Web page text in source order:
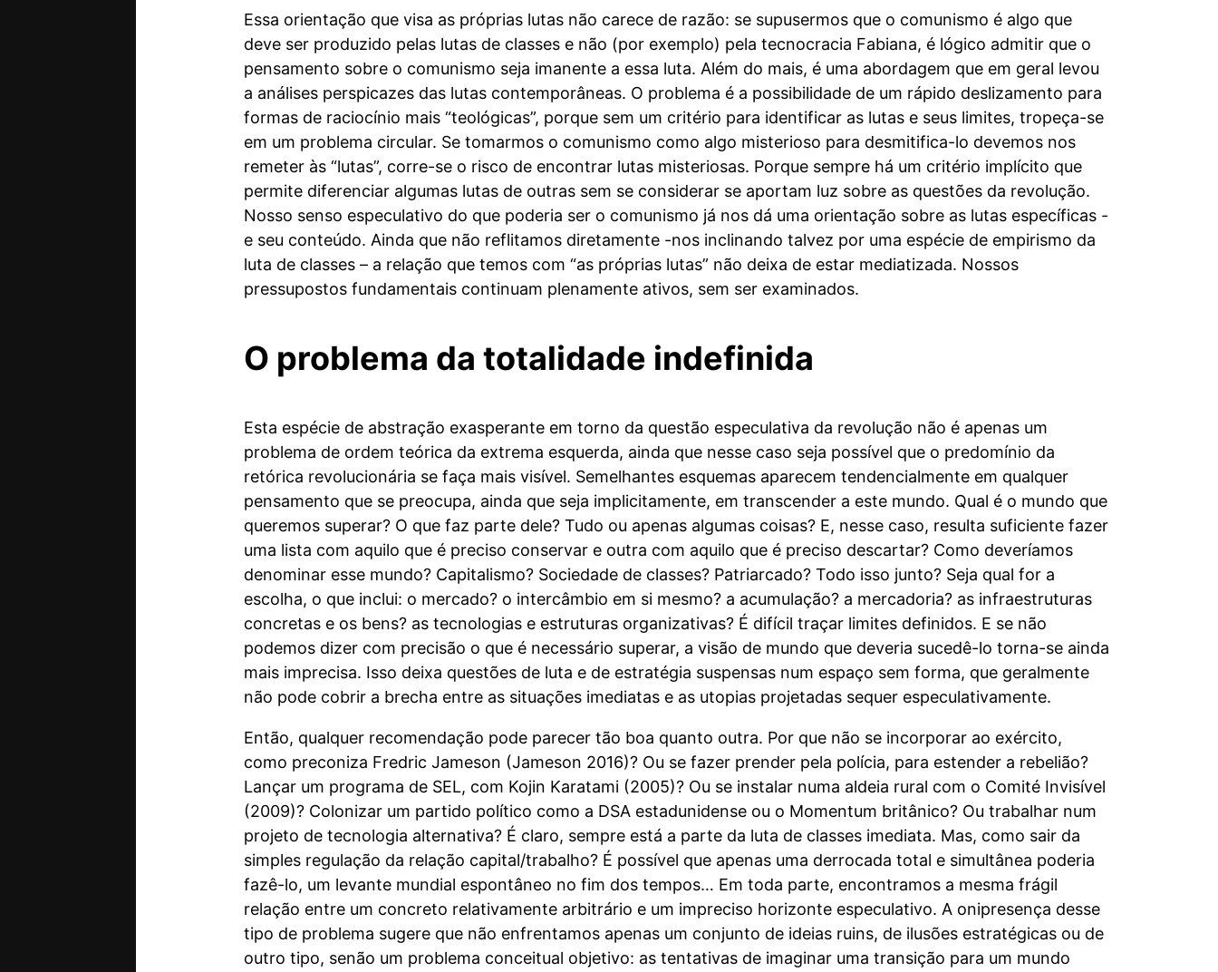
Essa orientação que visa as próprias lutas não carece de razão: se supusermos que o comunismo é algo que
deve ser produzido pelas lutas de classes e não (por exemplo) pela tecnocracia Fabiana, é lógico admitir que o
pensamento sobre o comunismo seja imanente a essa luta. Além do mais, é uma abordagem que em geral levou
a análises perspicazes das lutas contemporâneas. O problema é a possibilidade de um rápido deslizamento para
formas de raciocínio mais “teológicas”, porque sem um critério para identificar as lutas e seus limites, tropeça-se
em um problema circular. Se tomarmos o comunismo como algo misterioso para desmitifica-lo devemos nos
remeter às “lutas”, corre-se o risco de encontrar lutas misteriosas. Porque sempre há um critério implícito que
permite diferenciar algumas lutas de outras sem se considerar se aportam luz sobre as questões da revolução.
Nosso senso especulativo do que poderia ser o comunismo já nos dá uma orientação sobre as lutas específicas -
e seu conteúdo. Ainda que não reflitamos diretamente -nos inclinando talvez por uma espécie de empirismo da
luta de classes – a relação que temos com “as próprias lutas” não deixa de estar mediatizada. Nossos
pressupostos fundamentais continuam plenamente ativos, sem ser examinados.
O problema da totalidade indefinida
Esta espécie de abstração exasperante em torno da questão especulativa da revolução não é apenas um
problema de ordem teórica da extrema esquerda, ainda que nesse caso seja possível que o predomínio da
retórica revolucionária se faça mais visível. Semelhantes esquemas aparecem tendencialmente em qualquer
pensamento que se preocupa, ainda que seja implicitamente, em transcender a este mundo. Qual é o mundo que
queremos superar? O que faz parte dele? Tudo ou apenas algumas coisas? E, nesse caso, resulta suficiente fazer
uma lista com aquilo que é preciso conservar e outra com aquilo que é preciso descartar? Como deveríamos
denominar esse mundo? Capitalismo? Sociedade de classes? Patriarcado? Todo isso junto? Seja qual for a
escolha, o que inclui: o mercado? o intercâmbio em si mesmo? a acumulação? a mercadoria? as infraestruturas
concretas e os bens? as tecnologias e estruturas organizativas? É difícil traçar limites definidos. E se não
podemos dizer com precisão o que é necessário superar, a visão de mundo que deveria sucedê-lo torna-se ainda
mais imprecisa. Isso deixa questões de luta e de estratégia suspensas num espaço sem forma, que geralmente
não pode cobrir a brecha entre as situações imediatas e as utopias projetadas sequer especulativamente.
Então, qualquer recomendação pode parecer tão boa quanto outra. Por que não se incorporar ao exército,
como preconiza Fredric Jameson (Jameson 2016)? Ou se fazer prender pela polícia, para estender a rebelião?
Lançar um programa de SEL, com Kojin Karatami (2005)? Ou se instalar numa aldeia rural com o Comité Invisível
(2009)? Colonizar um partido político como a DSA estadunidense ou o Momentum britânico? Ou trabalhar num
projeto de tecnologia alternativa? É claro, sempre está a parte da luta de classes imediata. Mas, como sair da
simples regulação da relação capital/trabalho? É possível que apenas uma derrocada total e simultânea poderia
fazê-lo, um levante mundial espontâneo no fim dos tempos… Em toda parte, encontramos a mesma frágil
relação entre um concreto relativamente arbitrário e um impreciso horizonte especulativo. A onipresença desse
tipo de problema sugere que não enfrentamos apenas um conjunto de ideias ruins, de ilusões estratégicas ou de
outro tipo, senão um problema conceitual objetivo: as tentativas de imaginar uma transição para um mundo